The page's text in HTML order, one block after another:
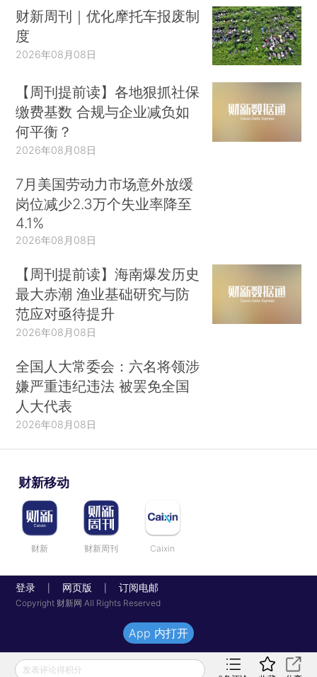
财新周刊｜优化摩托车报废制
度
2026年08月08日
【周刊提前读】各地狠抓社保
缴费基数 合规与企业减负如
何平衡？
2026年08月08日
7月美国劳动力市场意外放缓
岗位减少2.3万个失业率降至
4.1%
2026年08月08日
【周刊提前读】海南爆发历史
最大赤潮 渔业基础研究与防
范应对亟待提升
2026年08月08日
全国人大常委会：六名将领涉
嫌严重违纪违法 被罢免全国
人大代表
2026年08月08日
财新移动
财新 财新周刊 Caixin
登录 网页版 订阅电邮
Copyright 财新网 All Rights Reserved
发表评论得积分
App 内打开